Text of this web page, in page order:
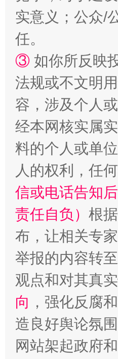
实意义；公众/
任。
③ 如你所反映
法规或不文明
容，涉及个人
经本网核实属
料的个人或单
人的权利，任
信或电话告知
责任自负） 根
布，让相关专
举报的内容转
观点和对其真实
向 ，强化反腐
造良好舆论氛
网站架起政府